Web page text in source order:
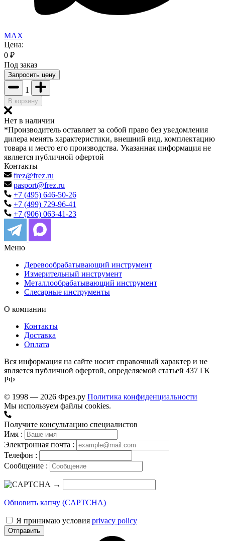
MAX
Цена:
0 ₽
Под заказ
Запросить цену
1
В корзину
Нет в наличии
*Производитель оставляет за собой право без уведомления
дилера менять характеристики, внешний вид, комплектацию
товара и место его производства. Указанная информация не
является публичной офертой
Контакты
frez@frez.ru
pasport@frez.ru
+7 (495) 646-50-26
+7 (499) 729-96-41
+7 (906) 063-41-23
Меню
Деревообрабатывающий инструмент
Измерительный инструмент
Металлообрабатывающий инструмент
Слесарные инструменты
О компании
Контакты
Доставка
Оплата
Вся информация на сайте носит справочный характер и не
является публичной офертой, определяемой статьей 437 ГК
РФ
© 1998 — 2026 Фрез.ру Политика конфиденциальности
Мы используем файлы cookies.
Получите консультацию специалистов
Имя :
Электронная почта :
Телефон :
Сообщение :
→
Обновить капчу (CAPTCHA)
Я принимаю условия privacy policy
Отправить